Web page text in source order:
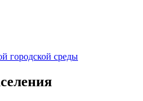
городской среды